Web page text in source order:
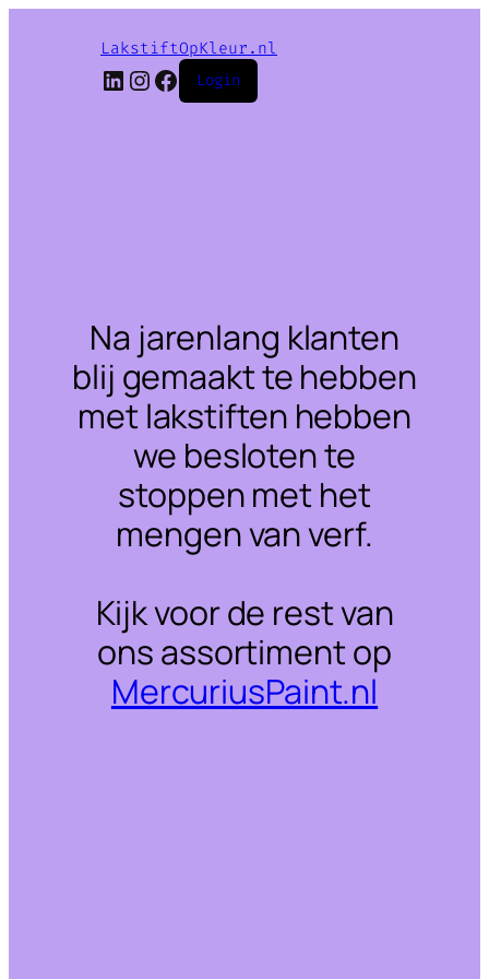
LakstiftOpKleur.nl
LinkedIn
Instagram
Facebook
Login
Na jarenlang klanten
blij gemaakt te hebben
met lakstiften hebben
we besloten te
stoppen met het
mengen van verf.
Kijk voor de rest van
ons assortiment op
MercuriusPaint.nl